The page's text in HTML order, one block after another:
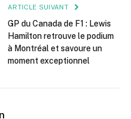
ARTICLE SUIVANT
GP du Canada de F1 : Lewis
Hamilton retrouve le podium
à Montréal et savoure un
moment exceptionnel